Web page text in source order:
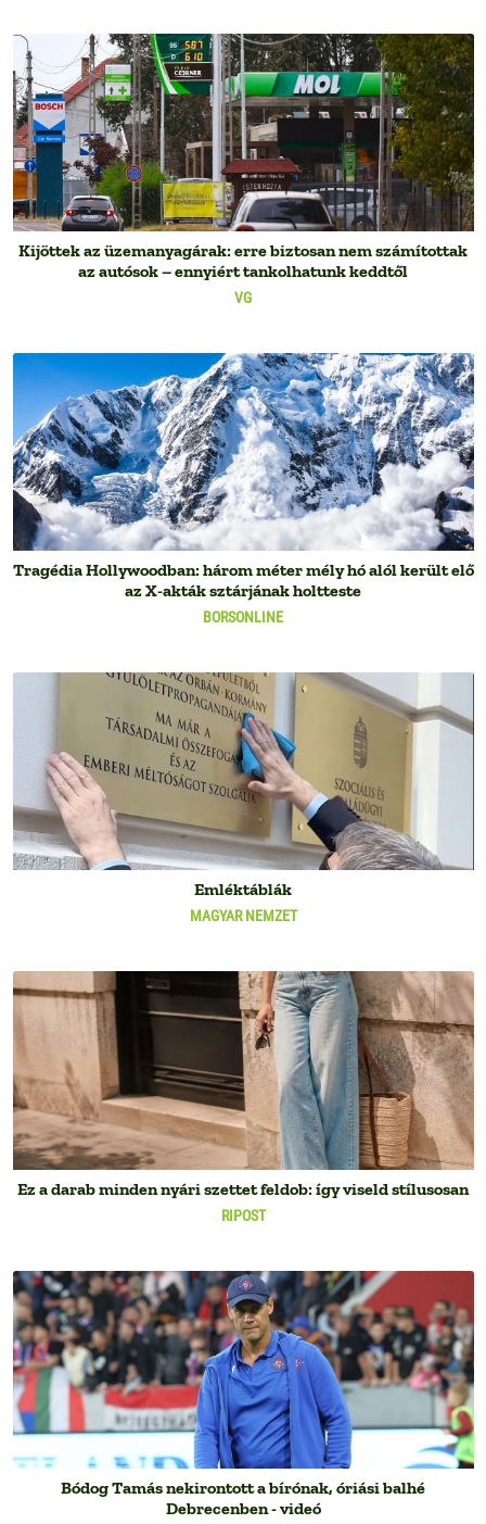
VG
Kijöttek az üzemanyagárak: erre biztosan nem számítottak
az autósok – ennyiért tankolhatunk keddtől
BORSONLINE
Tragédia Hollywoodban: három méter mély hó alól került elő
az X-akták sztárjának holtteste
MAGYAR NEMZET
Emléktáblák
RIPOST
Ez a darab minden nyári szettet feldob: így viseld stílusosan
Bódog Tamás nekirontott a bírónak, óriási balhé
Debrecenben - videó